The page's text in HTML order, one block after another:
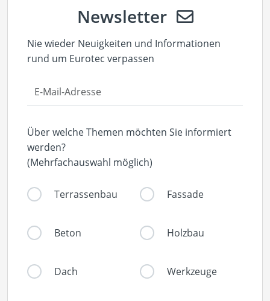
Newsletter
Nie wieder Neuigkeiten und Informationen
rund um Eurotec verpassen
Über welche Themen möchten Sie informiert
werden?
(Mehrfachauswahl möglich)
Terrassenbau Fassade
Beton Holzbau
Dach Werkzeuge